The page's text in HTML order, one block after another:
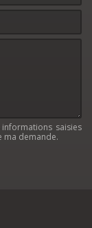
saisies
ma demande.